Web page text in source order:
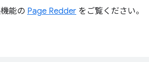
能の Page Redder をご覧ください。